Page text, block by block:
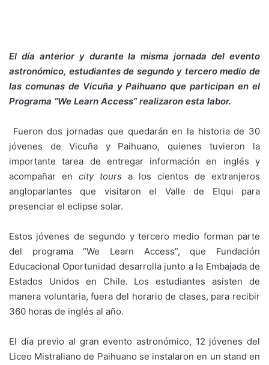
El día anterior y durante la misma jornada del evento
astronómico, estudiantes de segundo y tercero medio de
las comunas de Vicuña y Paihuano que participan en el
Programa “We Learn Access” realizaron esta labor.
Fueron dos jornadas que quedarán en la historia de 30
jóvenes de Vicuña y Paihuano, quienes tuvieron la
importante tarea de entregar información en inglés y
acompañar en city tours a los cientos de extranjeros
angloparlantes que visitaron el Valle de Elqui para
presenciar el eclipse solar.
Estos jóvenes de segundo y tercero medio forman parte
del programa “We Learn Access”, que Fundación
Educacional Oportunidad desarrolla junto a la Embajada de
Estados Unidos en Chile. Los estudiantes asisten de
manera voluntaria, fuera del horario de clases, para recibir
360 horas de inglés al año.
El día previo al gran evento astronómico, 12 jóvenes del
Liceo Mistraliano de Paihuano se instalaron en un stand en